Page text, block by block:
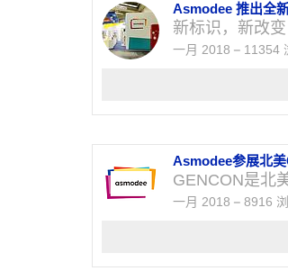
Asmodee 推出全
新标识，新改变
一月 2018 11354
Asmodee参展北
GENCON是北
一月 2018 8916 浏